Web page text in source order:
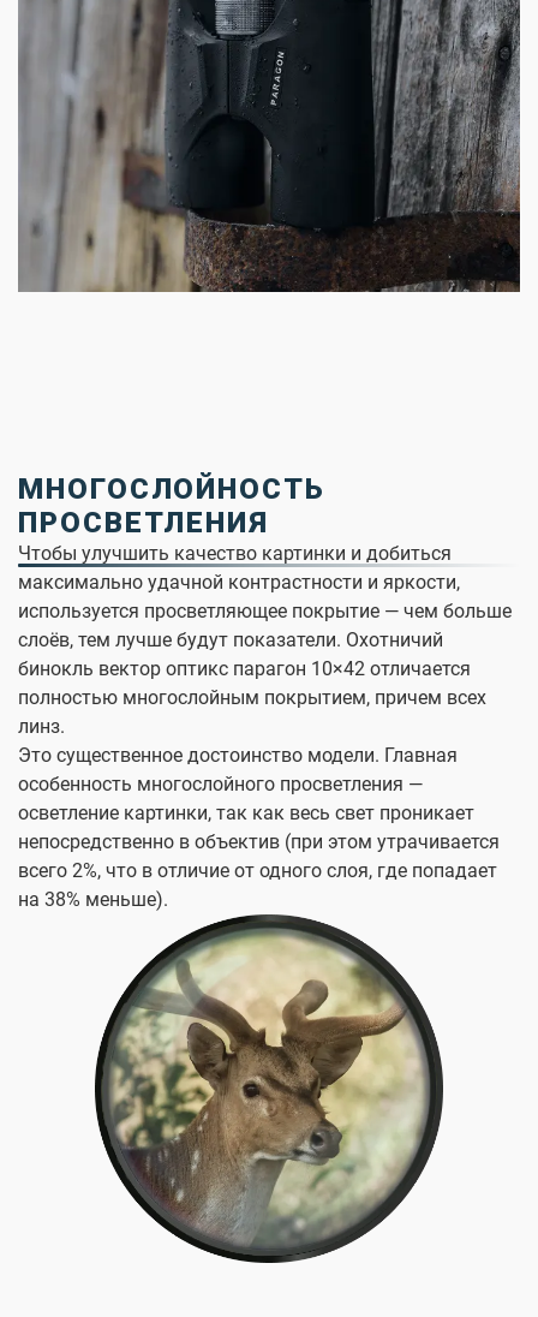
МНОГОСЛОЙНОСТЬ
ПРОСВЕТЛЕНИЯ
Чтобы улучшить качество картинки и добиться
максимально удачной контрастности и яркости,
используется просветляющее покрытие — чем больше
слоёв, тем лучше будут показатели. Охотничий
бинокль вектор оптикс парагон 10×42 отличается
полностью многослойным покрытием, причем всех
линз.
Это существенное достоинство модели. Главная
особенность многослойного просветления —
осветление картинки, так как весь свет проникает
непосредственно в объектив (при этом утрачивается
всего 2%, что в отличие от одного слоя, где попадает
на 38% меньше).